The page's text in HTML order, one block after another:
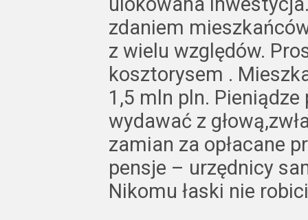
zdaniem
z wielu względów.
kosztorysem .
1,5 mln pln.
wydawać z
zamian za opłacane
pensje – urzędnicy
Nikomu łaski nie